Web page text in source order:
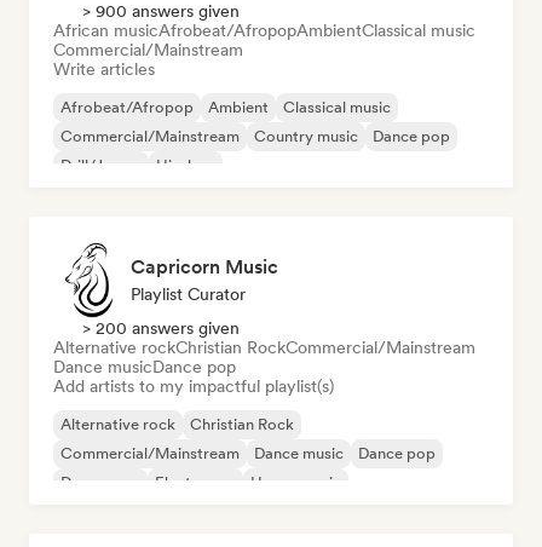
> 900 answers given
African musicAfrobeat/AfropopAmbientClassical music
Commercial/Mainstream
Write articles
Afrobeat/Afropop Ambient
Classical music
Commercial/Mainstream
Country music
Dance pop
Drill/Jersey
Hip-hop
Capricorn Music
Playlist Curator
> 200 answers given
Alternative rockChristian RockCommercial/Mainstream
Dance musicDance pop
Add artists to my impactful playlist(s)
Alternative rock
Christian Rock
Commercial/Mainstream
Dance music
Dance pop
Dream pop
Electropop House music